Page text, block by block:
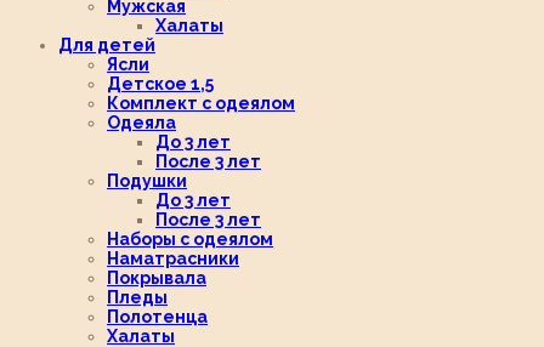
Мужская
Халаты
Для детей
Ясли
Детское 1,5
Комплект с одеялом
Одеяла
До 3 лет
После 3 лет
Подушки
До 3 лет
После 3 лет
Наборы с одеялом
Наматрасники
Покрывала
Пледы
Полотенца
Халаты